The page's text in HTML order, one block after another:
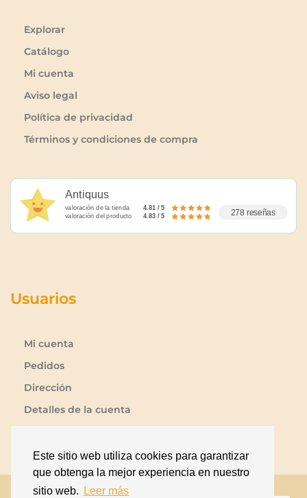
Este sitio web utiliza cookies para garantizar
que obtenga la mejor experiencia en nuestro
sitio web.
Leer más
Explorar
Catálogo
Mi cuenta
Aviso legal
Política de privacidad
Términos y condiciones de compra
Antiquus
valoración de la tienda
4.81 / 5
valoración del producto
4.83 / 5 278 reseñas
Usuarios
Mi cuenta
Pedidos
Dirección
Detalles de la cuenta
Contraseña perdida